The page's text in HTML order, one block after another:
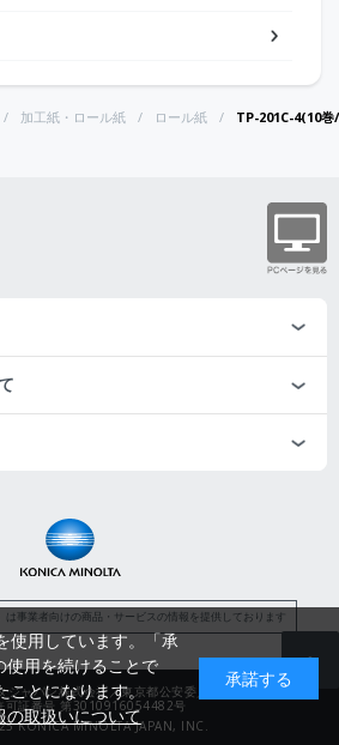
加工紙・ロール紙 ロール紙 TP-201C-4(10
は事業者向けの商品・サービスの情報を提供しております
ジャパン株式会社／東京都公安委員会
可証番号 第3010916054482号
KONICA MINOLTA JAPAN, INC.
使用しています。「承
用を続けることで
ことになります。
の取扱いについて
承諾する